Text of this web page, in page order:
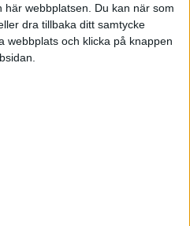
här webbplatsen. Du kan när som
dra tillbaka ditt samtycke
webbplats och klicka på knappen